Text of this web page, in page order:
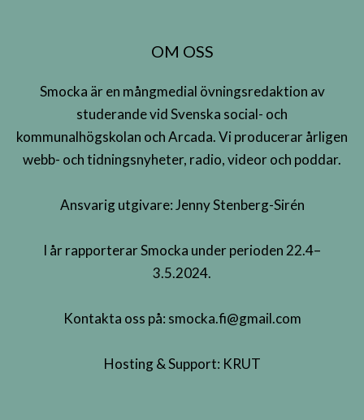
OM OSS
Smocka är en mångmedial övningsredaktion av
studerande vid Svenska social- och
kommunalhögskolan och Arcada. Vi producerar årligen
webb- och tidningsnyheter, radio, videor och poddar.
Ansvarig utgivare: Jenny Stenberg-Sirén
I år rapporterar Smocka under perioden 22.4–
3.5.2024.
Kontakta oss på: smocka.fi@gmail.com
Hosting & Support: KRUT